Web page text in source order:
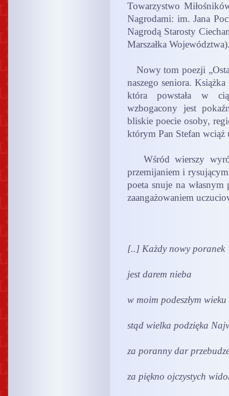
Towarzystwo
Nagrodami: im. Jana
Nagrodą Starosty
Marszałka
Nowy tom poezji
naszego seniora.
która powstała w
wzbogacony jest
bliskie poecie osoby,
którym Pan Stefan wciąż
Wśród wierszy
przemijaniem i
poeta snuje na własnym
zaangażowaniem
[..] Każdy nowy poranek
jest darem nieba
w moim podeszłym wieku
stąd wielka podzięka
za poranny dar
za piękno ojczystych